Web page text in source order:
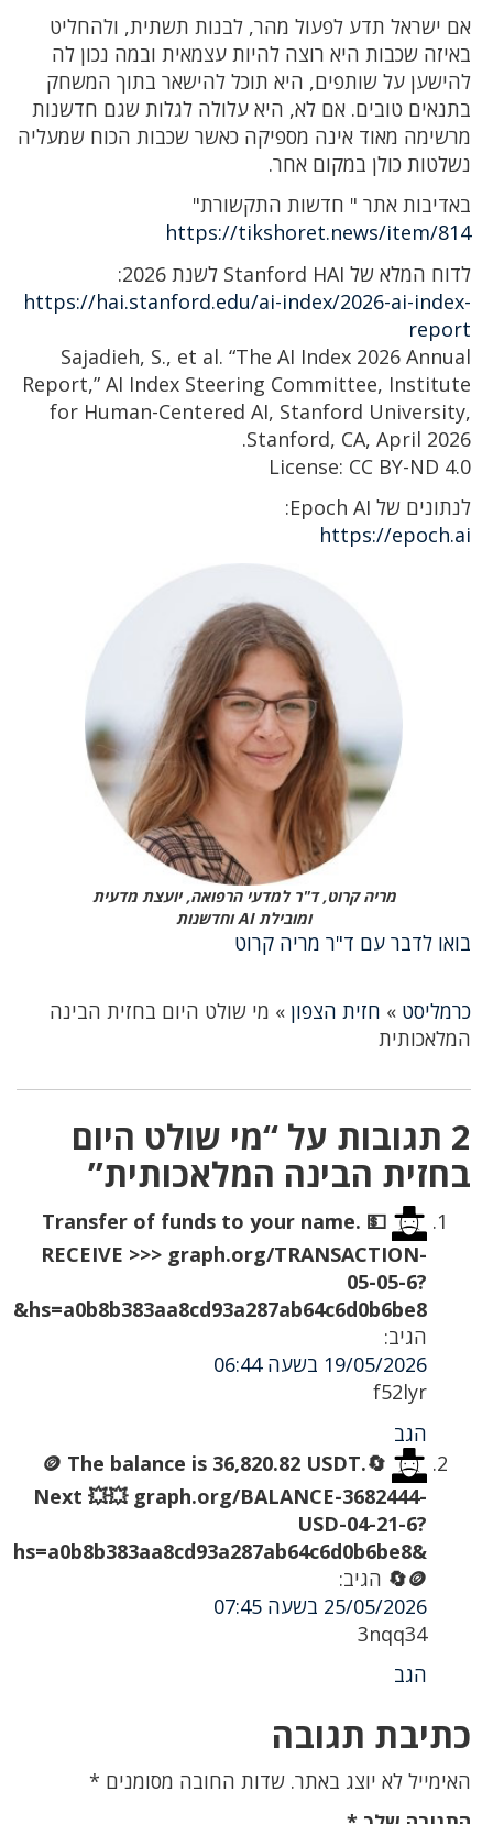
אם ישראל תדע לפעול מהר, לבנות תשתית, ולהחליט
באיזה שכבות היא רוצה להיות עצמאית ובמה נכון לה
להישען על שותפים, היא תוכל להישאר בתוך המשחק
בתנאים טובים. אם לא, היא עלולה לגלות שגם חדשנות
מרשימה מאוד אינה מספיקה כאשר שכבות הכוח שמעליה
נשלטות כולן במקום אחר.
באדיבות אתר " חדשות התקשורת"
https://tikshoret.news/item/814
לדוח המלא של Stanford HAI לשנת 2026:
https://hai.stanford.edu/ai-index/2026-ai-index-
report
Sajadieh, S., et al. “The AI Index 2026 Annual
Report,” AI Index Steering Committee, Institute
for Human-Centered AI, Stanford University,
Stanford, CA, April 2026.
License: CC BY-ND 4.0
לנתונים של Epoch AI:
https://epoch.ai
מריה קרוט, ד"ר למדעי הרפואה, יועצת מדעית
ומובילת AI וחדשנות
בואו לדבר עם ד"ר מריה קרוט
כרמליסט » חזית הצפון » מי שולט היום בחזית הבינה
המלאכותית
2 תגובות על “מי שולט היום
בחזית הבינה המלאכותית”
💵 Transfer of funds to your name.
RECEIVE >>> graph.org/TRANSACTION-
05-05-6?
hs=a0b8b383aa8cd93a287ab64c6d0b6be8&
הגיב:
19/05/2026 בשעה 06:44
f52lyr
הגב
🔄🪙 The balance is 36,820.82 USDT.
Next 💥💥 graph.org/BALANCE-3682444-
USD-04-21-6?
hs=a0b8b383aa8cd93a287ab64c6d0b6be8&
🔄🪙 הגיב:
25/05/2026 בשעה 07:45
3nqq34
הגב
כתיבת תגובה
האימייל לא יוצג באתר. שדות החובה מסומנים *